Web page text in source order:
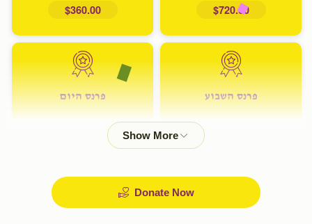
$720.00
$360.00
פרנס השבוע פרנס היום
Donate Now